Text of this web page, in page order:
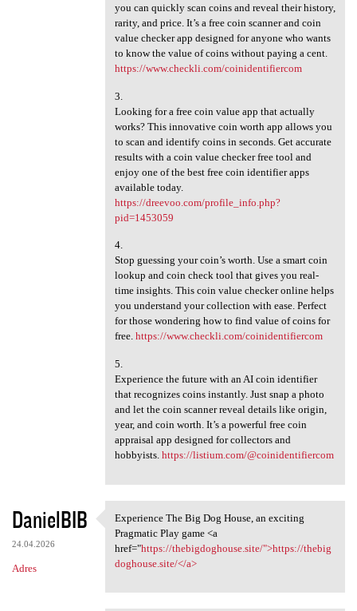
you can quickly scan coins and reveal their history,
rarity, and price. It’s a free coin scanner and coin
value checker app designed for anyone who wants
to know the value of coins without paying a cent.
https://www.checkli.com/coinidentifiercom
3.
Looking for a free coin value app that actually
works? This innovative coin worth app allows you
to scan and identify coins in seconds. Get accurate
results with a coin value checker free tool and
enjoy one of the best free coin identifier apps
available today.
https://dreevoo.com/profile_info.php?
pid=1453059
4.
Stop guessing your coin’s worth. Use a smart coin
lookup and coin check tool that gives you real-
time insights. This coin value checker online helps
you understand your collection with ease. Perfect
for those wondering how to find value of coins for
free. https://www.checkli.com/coinidentifiercom
5.
Experience the future with an AI coin identifier
that recognizes coins instantly. Just snap a photo
and let the coin scanner reveal details like origin,
year, and coin worth. It’s a powerful free coin
appraisal app designed for collectors and
hobbyists. https://listium.com/@coinidentifiercom
DanielBIB
24.04.2026
Adres
Experience The Big Dog House,
Experience The Big Dog House, an exciting
Pragmatic Play game <a
href="https://thebigdoghouse.site/">https://thebig
doghouse.site/</a>